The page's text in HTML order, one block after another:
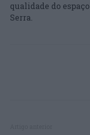
qualidade do
Serra.